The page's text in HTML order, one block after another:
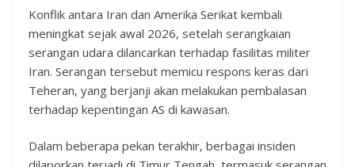
Konflik antara Iran dan Amerika Serikat kembali
meningkat sejak awal 2026, setelah serangkaian
serangan udara dilancarkan terhadap fasilitas militer
Iran. Serangan tersebut memicu respons keras dari
Teheran, yang berjanji akan melakukan pembalasan
terhadap kepentingan AS di kawasan.
Dalam beberapa pekan terakhir, berbagai insiden